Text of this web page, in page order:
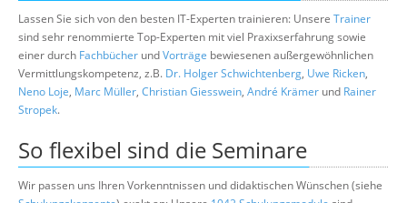
Lassen Sie sich von den besten IT-Experten trainieren: Unsere Trainer
sind sehr renommierte Top-Experten mit viel Praxixserfahrung sowie
einer durch Fachbücher undVorträge bewiesenen außergewöhnlichen
Vermittlungskompetenz, z.B. Dr. Holger Schwichtenberg, Uwe Ricken,
Neno Loje, Marc Müller, Christian Giesswein, André Krämer und Rainer
Stropek.
So flexibel sind die Seminare
Wir passen uns Ihren Vorkenntnissen und didaktischen Wünschen (siehe